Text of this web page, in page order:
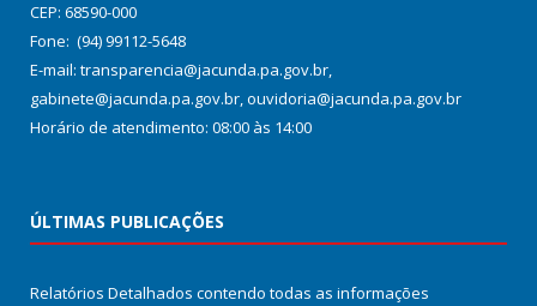
CEP: 68590-000
Fone: (94) 99112-5648
E-mail: transparencia@jacunda.pa.gov.br,
gabinete@jacunda.pa.gov.br, ouvidoria@jacunda.pa.gov.br
Horário de atendimento: 08:00 às 14:00
ÚLTIMAS PUBLICAÇÕES
Relatórios Detalhados contendo todas as informações